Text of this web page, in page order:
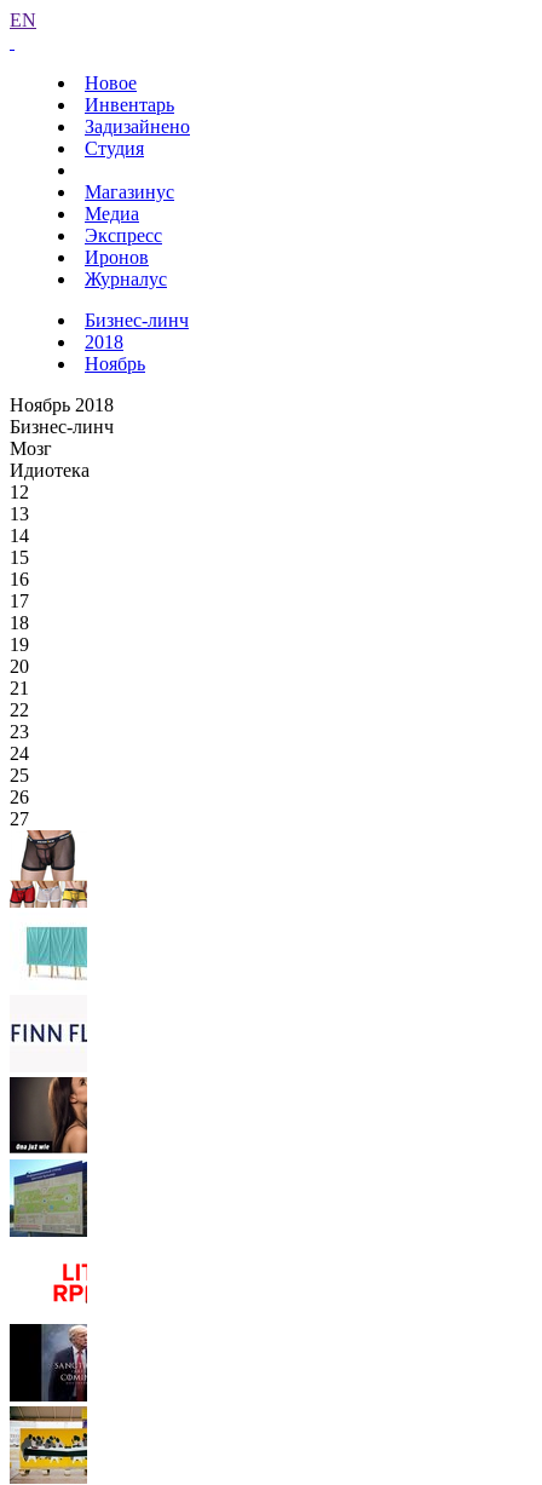
EN
Новое
Инвентарь
Задизайнено
Студия
Магазинус
Медиа
Экспресс
Иронов
Журналус
Бизнес-линч
2018
Ноябрь
Ноябрь 2018
Бизнес-линч
Мозг
Идиотека
12
13
14
15
16
17
18
19
20
21
22
23
24
25
26
27